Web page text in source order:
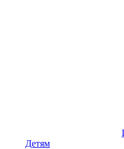
Детям